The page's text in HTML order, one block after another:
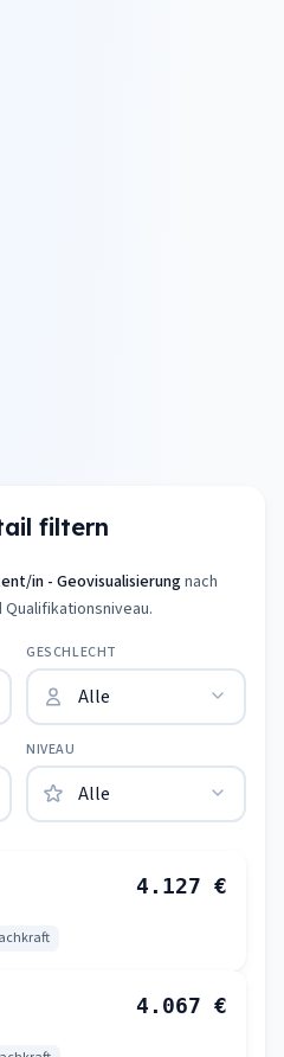
filtern
in - Geovisualisierungnach
GESCHLECHT
NIVEAU
4.127 €
4.067 €